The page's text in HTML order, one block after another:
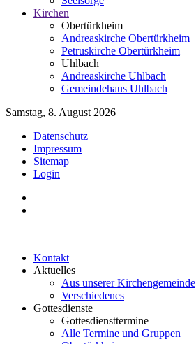
Kirchen
Obertürkheim
Andreaskirche Obertürkheim
Petruskirche Obertürkheim
Uhlbach
Andreaskirche Uhlbach
Gemeindehaus Uhlbach
Samstag, 8. August 2026
Datenschutz
Impressum
Sitemap
Login
Kontakt
Aktuelles
Aus unserer Kirchengemeinde
Verschiedenes
Gottesdienste
Gottesdiensttermine
Alle Termine und Gruppen